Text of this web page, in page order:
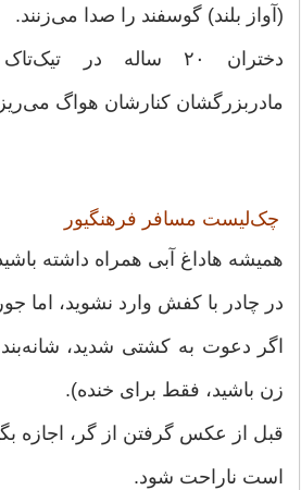
(آواز بلند) گوسفند را صدا می‌زنند.
دختران ۲۰ ساله در
مادربزرگشان کنارشان هواگ
چک‌لیست مسافر فرهنگیور
همیشه هاداغ آبی همراه داشته
در چادر با کفش وارد نشوید، اما
اگر دعوت به کشتی شدید، شانه‌بند
زن باشید، فقط برای خنده).
قبل از عکس گرفتن از گر، اجازه
است ناراحت شود.